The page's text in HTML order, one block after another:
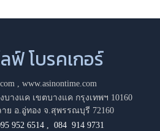
ฟ์ โบรคเกอร์
, www.asinontime.com
างแค เขตบางแค กรุงเทพฯ 10160
ย อ.อู่ทอง จ.สุพรรณบุรี 72160
952 6514 ,084 914 9731